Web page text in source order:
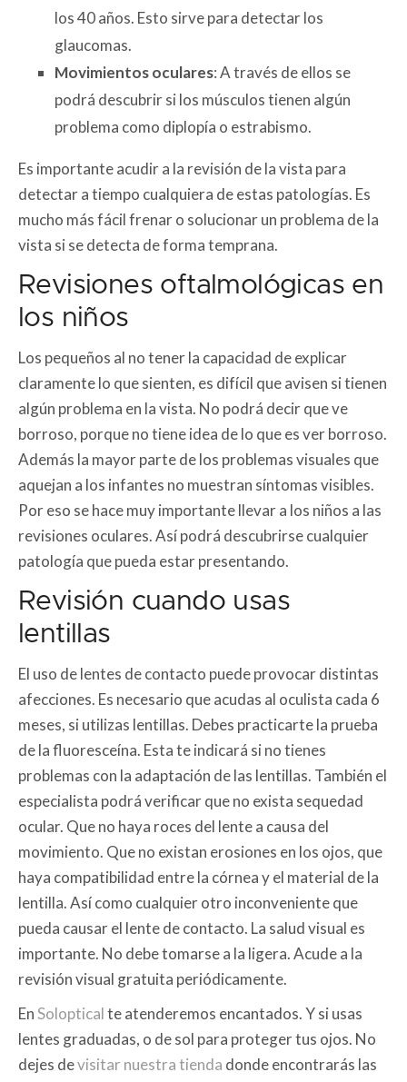
los 40 años. Esto sirve para detectar los
glaucomas.
Movimientos oculares: A través de ellos se
podrá descubrir si los músculos tienen algún
problema como diplopía o estrabismo.
Es importante acudir a la revisión de la vista para
detectar a tiempo cualquiera de estas patologías. Es
mucho más fácil frenar o solucionar un problema de la
vista si se detecta de forma temprana.
Revisiones oftalmológicas en
los niños
Los pequeños al no tener la capacidad de explicar
claramente lo que sienten, es difícil que avisen si tienen
algún problema en la vista. No podrá decir que ve
borroso, porque no tiene idea de lo que es ver borroso.
Además la mayor parte de los problemas visuales que
aquejan a los infantes no muestran síntomas visibles.
Por eso se hace muy importante llevar a los niños a las
revisiones oculares. Así podrá descubrirse cualquier
patología que pueda estar presentando.
Revisión cuando usas
lentillas
El uso de lentes de contacto puede provocar distintas
afecciones. Es necesario que acudas al oculista cada 6
meses, si utilizas lentillas. Debes practicarte la prueba
de la fluoresceína. Esta te indicará si no tienes
problemas con la adaptación de las lentillas. También el
especialista podrá verificar que no exista sequedad
ocular. Que no haya roces del lente a causa del
movimiento. Que no existan erosiones en los ojos, que
haya compatibilidad entre la córnea y el material de la
lentilla. Así como cualquier otro inconveniente que
pueda causar el lente de contacto. La salud visual es
importante. No debe tomarse a la ligera. Acude a la
revisión visual gratuita periódicamente.
EnSolopticalte atenderemos encantados. Y si usas
lentes graduadas, o de sol para proteger tus ojos. No
dejes devisitar nuestra tienda donde encontrarás las